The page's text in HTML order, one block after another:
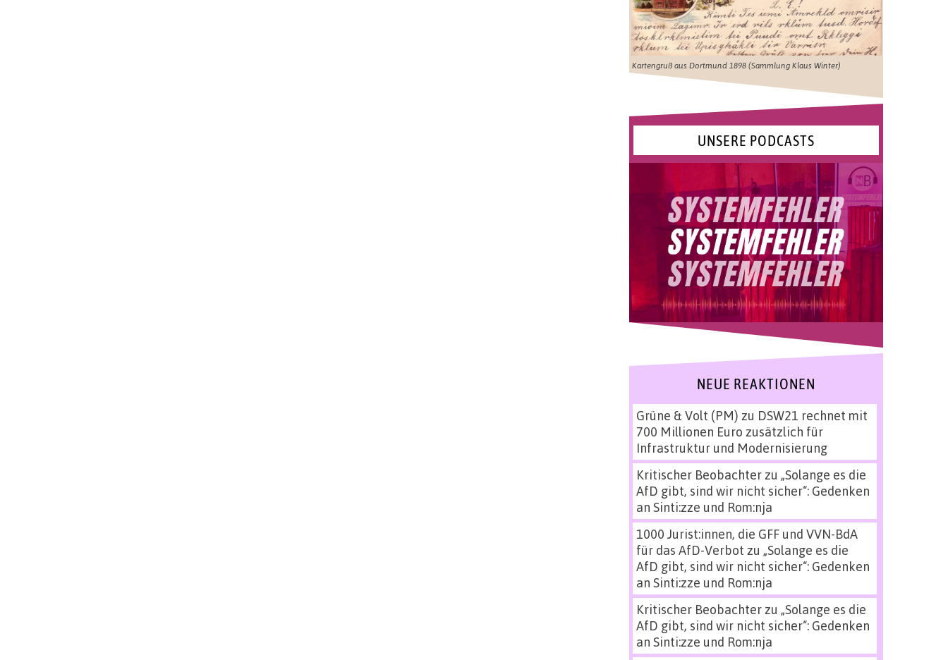
Kartengruß aus Dortmund 1898 (Sammlung Klaus Winter)
UNSERE PODCASTS
NEUE REAKTIONEN
Grüne & Volt (PM) zu DSW21 rechnet mit
700 Millionen Euro zusätzlich für
Infrastruktur und Modernisierung
Kritischer Beobachterzu „Solange es die
AfD gibt, sind wir nicht sicher“: Gedenken
an Sinti:zze und Rom:nja
1000 Jurist:innen, die GFF und VVN-BdA
für das AfD-Verbot zu „Solange es die
AfD gibt, sind wir nicht sicher“: Gedenken
an Sinti:zze und Rom:nja
Kritischer Beobachterzu „Solange es die
AfD gibt, sind wir nicht sicher“: Gedenken
an Sinti:zze und Rom:nja